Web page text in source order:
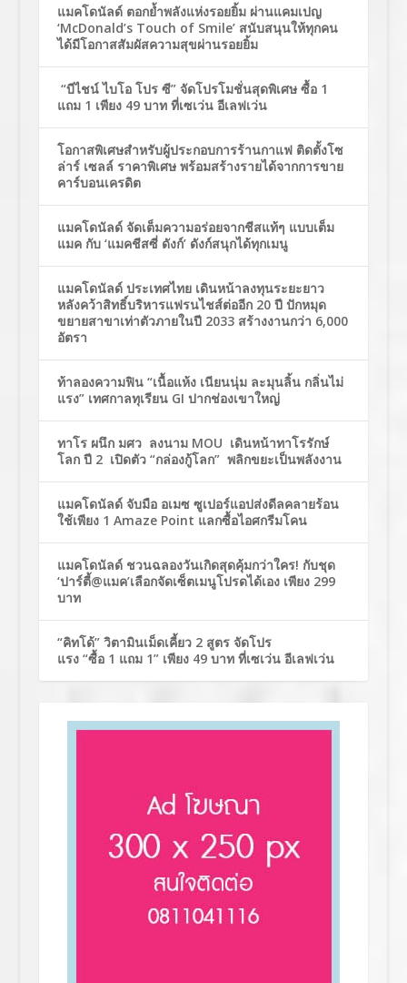
แมคโดนัลด์ ตอกย้ำพลังแห่งรอยยิ้ม ผ่านแคมเปญ
‘McDonald’s Touch of Smile’ สนับสนุนให้ทุกคน
ได้มีโอกาสสัมผัสความสุขผ่านรอยยิ้ม
“บีไชน์ ไบโอ โปร ซี” จัดโปรโมชั่นสุดพิเศษ ซื้อ 1
แถม 1 เพียง 49 บาท ที่เซเว่น อีเลฟเว่น
โอกาสพิเศษสำหรับผู้ประกอบการร้านกาแฟ ติดตั้งโซ
ล่าร์ เซลล์ ราคาพิเศษ พร้อมสร้างรายได้จากการขาย
คาร์บอนเครดิต
แมคโดนัลด์ จัดเต็มความอร่อยจากชีสแท้ๆ แบบเต็ม
แมค กับ ‘แมคชีสซี่ ดังก์’ ดังก์สนุกได้ทุกเมนู
แมคโดนัลด์ ประเทศไทย เดินหน้าลงทุนระยะยาว
หลังคว้าสิทธิ์บริหารแฟรนไชส์ต่ออีก 20 ปี ปักหมุด
ขยายสาขาเท่าตัวภายในปี 2033 สร้างงานกว่า 6,000
อัตรา
ท้าลองความฟิน “เนื้อแห้ง เนียนนุ่ม ละมุนลิ้น กลิ่นไม่
แรง” เทศกาลทุเรียน GI ปากช่องเขาใหญ่
ทาโร ผนึก มศว ลงนาม MOU เดินหน้าทาโรรักษ์
โลก ปี 2 เปิดตัว “กล่องกู้โลก” พลิกขยะเป็นพลังงาน
แมคโดนัลด์ จับมือ อเมซ ซูเปอร์แอปส่งดีลคลายร้อน
ใช้เพียง 1 Amaze Point แลกซื้อไอศกรีมโคน
แมคโดนัลด์ ชวนฉลองวันเกิดสุดคุ้มกว่าใคร! กับชุด
‘ปาร์ตี้@แมค’เลือกจัดเซ็ตเมนูโปรดได้เอง เพียง 299
บาท
“คิทโด้” วิตามินเม็ดเคี้ยว 2 สูตร จัดโปร
แรง “ซื้อ 1 แถม 1” เพียง 49 บาท ที่เซเว่น อีเลฟเว่น